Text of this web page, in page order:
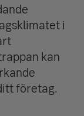
i
kan
företag.